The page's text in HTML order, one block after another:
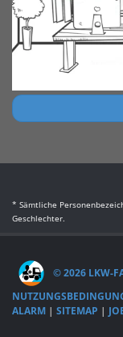
* Sämtliche
Geschlechter.
© 2026 LKW-
ALARM | SITEMAP |